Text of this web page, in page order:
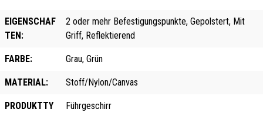
EIGENSCHAF
TEN:
2 oder mehr Befestigungspunkte, Gepolstert, Mit
Griff, Reflektierend
FARBE: Grau, Grün
MATERIAL: Stoff/Nylon/Canvas
PRODUKTTY
Führgeschirr